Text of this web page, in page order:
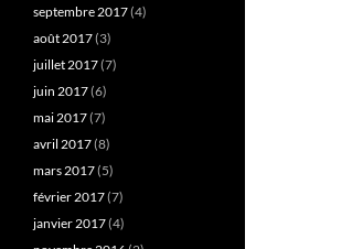
septembre 2017(4)
août 2017(3)
juillet 2017(7)
juin 2017(6)
mai 2017(7)
avril 2017(8)
mars 2017(5)
février 2017(7)
janvier 2017(4)